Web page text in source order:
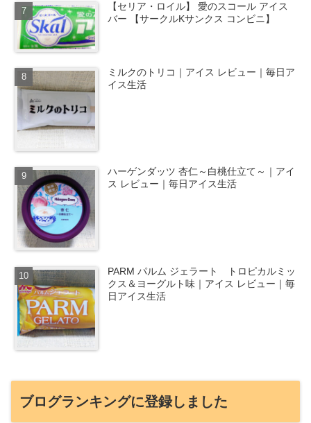
【セリア・ロイル】 愛のスコール アイス
バー 【サークルKサンクス コンビニ】
ミルクのトリコ｜アイス レビュー｜毎日ア
イス生活
ハーゲンダッツ 杏仁～白桃仕立て～｜アイ
ス レビュー｜毎日アイス生活
PARM パルム ジェラート トロピカルミッ
クス＆ヨーグルト味｜アイス レビュー｜毎
日アイス生活
ブログランキングに登録しました